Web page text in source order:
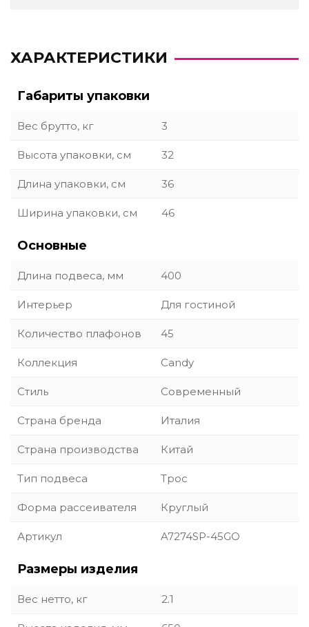
ХАРАКТЕРИСТИКИ
Габариты упаковки
Вес брутто, кг 3
Высота упаковки, см 32
Длина упаковки, см 36
Ширина упаковки, см 46
Основные
Длина подвеса, мм 400
Интерьер Для гостиной
Количество плафонов 45
Коллекция Candy
Стиль Современный
Страна бренда Италия
Страна производства Китай
Тип подвеса Трос
Форма рассеивателя Круглый
Артикул A7274SP-45GO
Размеры изделия
Вес нетто, кг 2.1